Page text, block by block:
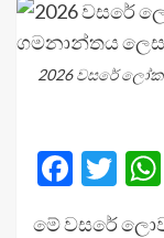
2026 වසරේ
මේ වසරේ